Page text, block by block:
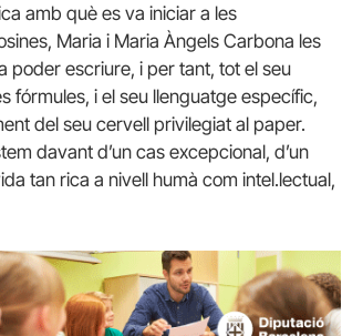
amb què es va iniciar a les
Maria i Maria Àngels Carbona les
poder escriure, i per tant, tot el seu
fórmules, i el seu llenguatge específic,
del seu cervell privilegiat al paper.
davant d’un cas excepcional, d’un
tan rica a nivell humà com intel.lectual,